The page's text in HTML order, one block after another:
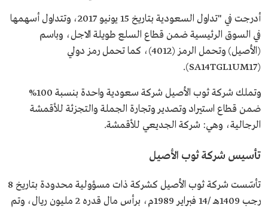
أدرجت في "تداول السعودية بتاريخ 15 يونيو 2017، وتتداول أسهمها
في السوق الرئيسية ضمن قطاع السلع طويلة الاجل، وباسم
(الأصيل) وتحمل الرمز (4012)، كما تحمل رمز دولي
(SA14TGL1UM17).
وتملك شركة ثوب الأصيل شركة سعودية واحدة بنسبة 100%
ضمن قطاع استيراد وتصدير وتجارة الجملة والتجزئة للأقمشة
الرجالية، وهي: شركة الجديعي للأقمشة.
تأسيس شركة ثوب الأصيل
تأسّست شركة ثوب الأصيل كشركة ذات مسؤولية محدودة بتاريخ 8
رجب 1409هـ /14 فبراير 1989م، برأس مال قدره 2 مليون ريال، وتم